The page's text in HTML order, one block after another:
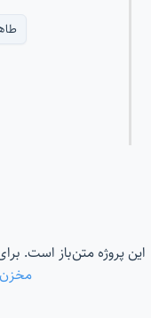
این پروژه متن‌باز است.